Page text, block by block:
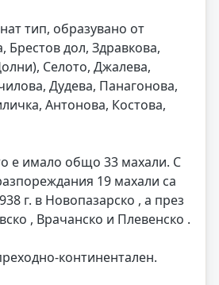
тип, образувано от
Брестов дол, Здравкова,
Селото, Джалева,
Дудева, Панагонова,
Антонова, Костова,
е имало общо 33 махали. С
19 махали са
г. в Новопазарско , а през
, Врачанско и Плевенско .
континентален.